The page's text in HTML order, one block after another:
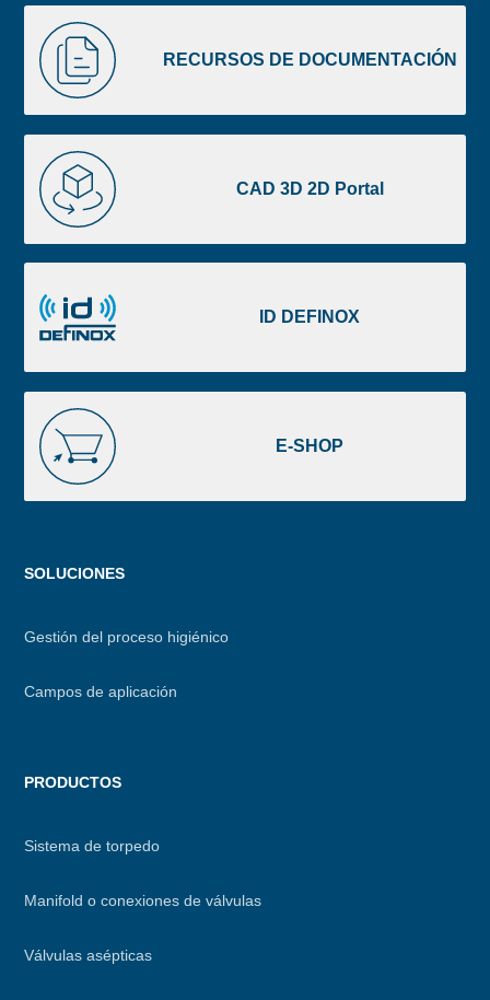
image
footer
RECURSOS DE DOCUMENTACIÓN
RECURSOS
DE
DOCUMENTACIÓN
CAD 3D 2D Portal
CAD
3D
2D
Portal
ID DEFINOX
DEFINOX
E-SHOP
SHOP
Menu
SOLUCIONES
Gestión del proceso higiénico
Campos de aplicación
PRODUCTOS
Sistema de torpedo
Manifold o conexiones de válvulas
Válvulas asépticas